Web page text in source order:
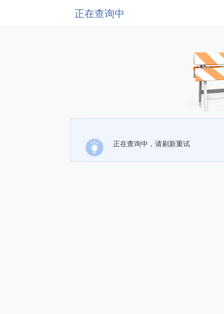
正在查询中
正在查询中，请刷新重试